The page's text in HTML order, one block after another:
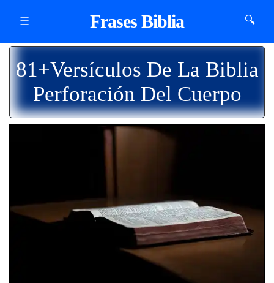
☰ Frases Biblia 🔍
81+Versículos De La Biblia
Perforación Del Cuerpo